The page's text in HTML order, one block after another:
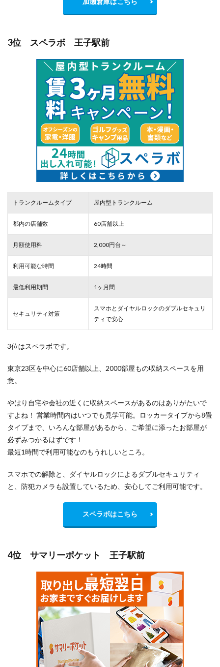
3位 スペラボ 王子駅前
トランクルームタイプ 屋内型トランクルーム
都内の店舗数 60店舗以上
月額使用料 2,000円台～
利用可能な時間 24時間
最低利用期間 1ヶ月間
セキュリティ対策
スマホとダイヤルロックのダブルセキュリ
ティで安心
3位はスペラボです。
東京23区を中心に60店舗以上、2000部屋もの収納スペースを用
意。
やはり自宅や会社の近くに収納スペースがあるのはありがたいで
すよね！ 営業時間内はいつでも見学可能。ロッカータイプから8畳
タイプまで、いろんな部屋があるから、ご希望に添ったお部屋が
必ずみつかるはずです！
最短1時間で利用可能なのもうれしいところ。
スマホでの解除と、ダイヤルロックによるダブルセキュリティ
と、防犯カメラも設置しているため、安心してご利用可能です。
スペラボはこちら
4位 サマリーポケット 王子駅前